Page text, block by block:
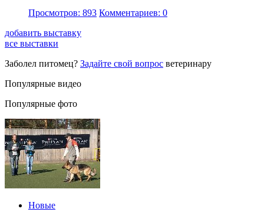
Просмотров: 893 Комментариев: 0
добавить выставку
все выставки
Заболел питомец? Задайте свой вопрос ветеринару
Популярные видео
Популярные фото
Новые